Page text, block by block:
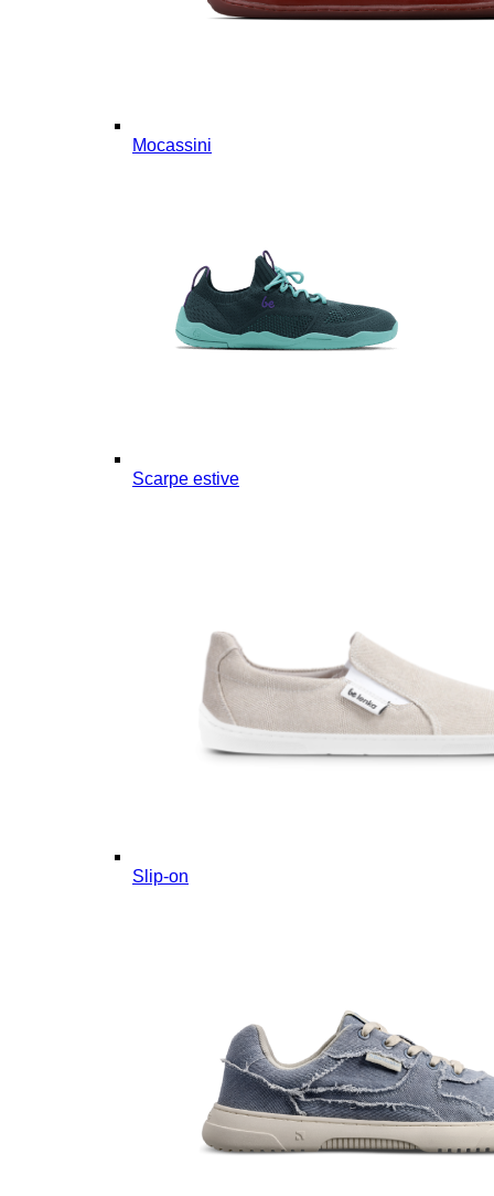
Mocassini
Scarpe estive
Slip-on